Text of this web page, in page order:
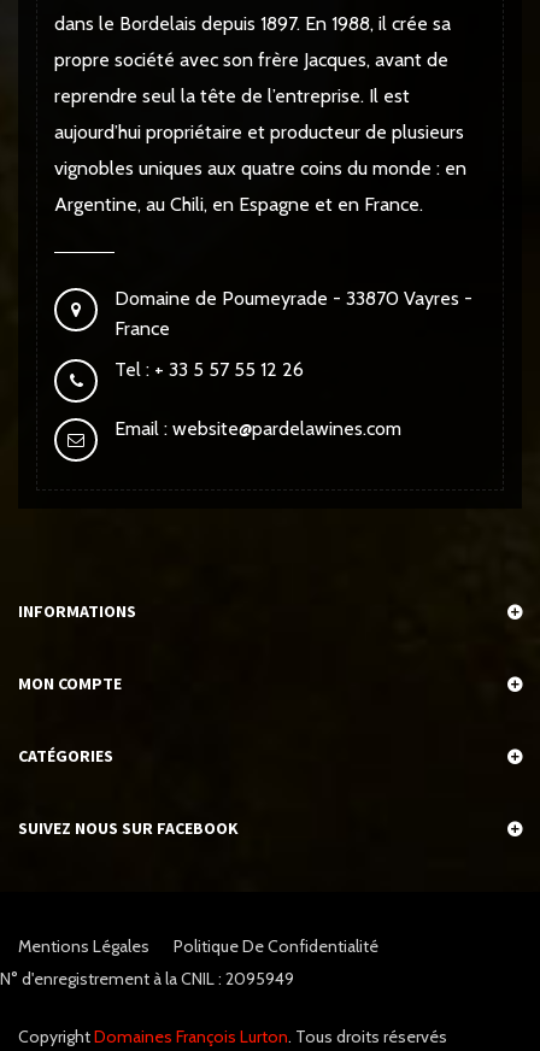
dans le Bordelais depuis 1897. En 1988, il crée sa
propre société avec son frère Jacques, avant de
reprendre seul la tête de l’entreprise. Il est
aujourd’hui propriétaire et producteur de plusieurs
vignobles uniques aux quatre coins du monde : en
Argentine, au Chili, en Espagne et en France.
Domaine de Poumeyrade - 33870 Vayres -
France
Tel : + 33 5 57 55 12 26
Email : website@pardelawines.com
INFORMATIONS
MON COMPTE
CATÉGORIES
SUIVEZ NOUS SUR FACEBOOK
Mentions Légales
Politique De Confidentialité
N° d'enregistrement à la CNIL : 2095949
CopyrightDomaines François Lurton. Tous droits réservés